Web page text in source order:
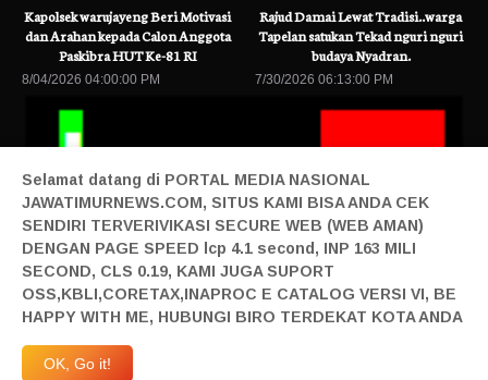
Kapolsek warujayeng Beri Motivasi
dan Arahan kepada Calon Anggota
Paskibra HUT Ke-81 RI
8/04/2026 04:00:00 PM
Rajud Damai Lewat Tradisi..warga
Tapelan satukan Tekad nguri nguri
budaya Nyadran.
7/30/2026 06:13:00 PM
Transaksi Kripto di Indonesia Selalu Tembus Rp45 Triliun pada
Home| Login| Privacy| Pedoman Siber| Contact| Tentang|
Produk|
Adv| Mitra| Staff Redaksi| Redaksi| | Design By Sonata
Abraham | @2019 All Right Reserved | Milad JTN Ke 4 | 27 April 2023 JTN Melangkah
Maju | Anggardaya Terpandang-Berharga-Terdepan-Berkelas
Selamat datang di PORTAL MEDIA NASIONAL
JAWATIMURNEWS.COM, SITUS KAMI BISA ANDA CEK
SENDIRI TERVERIVIKASI SECURE WEB (WEB AMAN)
DENGAN PAGE SPEED lcp 4.1 second, INP 163 MILI
SECOND, CLS 0.19, KAMI JUGA SUPORT
OSS,KBLI,CORETAX,INAPROC E CATALOG VERSI VI, BE
HAPPY WITH ME, HUBUNGI BIRO TERDEKAT KOTA ANDA
OK, Go it!